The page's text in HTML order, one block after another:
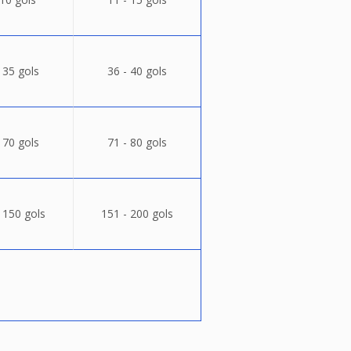
gols 36 - 40 gols
gols 71 - 80 gols
gols 151 - 200 gols